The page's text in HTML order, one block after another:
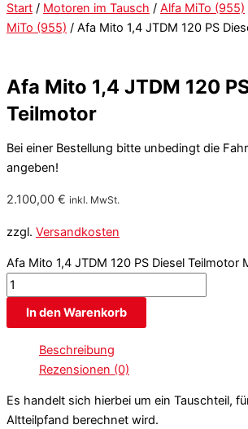
Start / Motoren im Tausch / Alfa MiTo (955)
MiTo (955) / Afa Mito 1,4 JTDM 120 PS
Afa Mito 1,4 JTDM 120
Teilmotor
Bei einer Bestellung bitte unbedingt die
angeben!
2.100,00 € inkl. MwSt.
zzgl. Versandkosten
Afa Mito 1,4 JTDM 120 PS Diesel Teilmotor
In den Warenkorb
Beschreibung
Rezensionen (0)
Es handelt sich hierbei um ein Tauschteil,
Altteilpfand berechnet wird.